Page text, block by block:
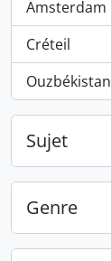
Amsterdam
, 1 résultats
Créteil
, 1 résultats
Ouzbékistan
, 1 résultats
Sujet
Genre